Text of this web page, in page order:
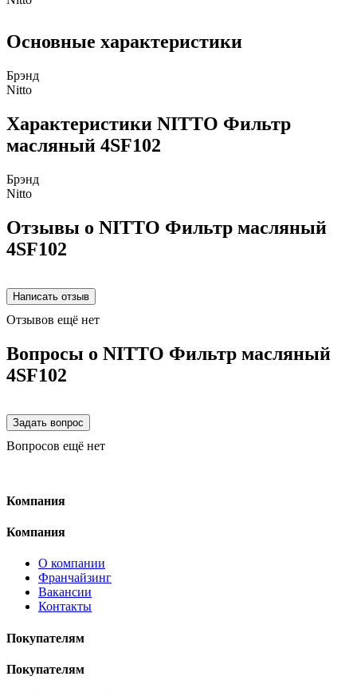
Основные характеристики
Брэнд
Nitto
Характеристики NITTO Фильтр
масляный 4SF102
Брэнд
Nitto
Отзывы о NITTO Фильтр масляный
4SF102
Отзывов ещё нет
Вопросы о NITTO Фильтр масляный
4SF102
Вопросов ещё нет
Компания
Компания
О компании
Франчайзинг
Вакансии
Контакты
Покупателям
Покупателям